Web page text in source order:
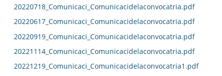
20220718_Comunicaci_Comunicacidelaconvocatria.pdf
20220617_Comunicaci_Comunicacidelaconvocatria.pdf
20220919_Comunicaci_Comunicacidelaconvocatria.pdf
20221114_Comunicaci_Comunicacidelaconvocatria.pdf
20221219_Comunicaci_Comunicacidelaconvocatria1.pdf